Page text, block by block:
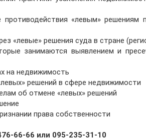
противодействия «левым» решениям
«левые» решения суда в стране
занимаются выявлением и
на недвижимость
решений в сфере недвижимости
об отмене «левых» решений
права собственности
66-66 или 095-235-31-10